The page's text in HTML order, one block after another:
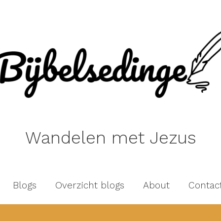
Wandelen met Jezus
Blogs Overzicht blogs About